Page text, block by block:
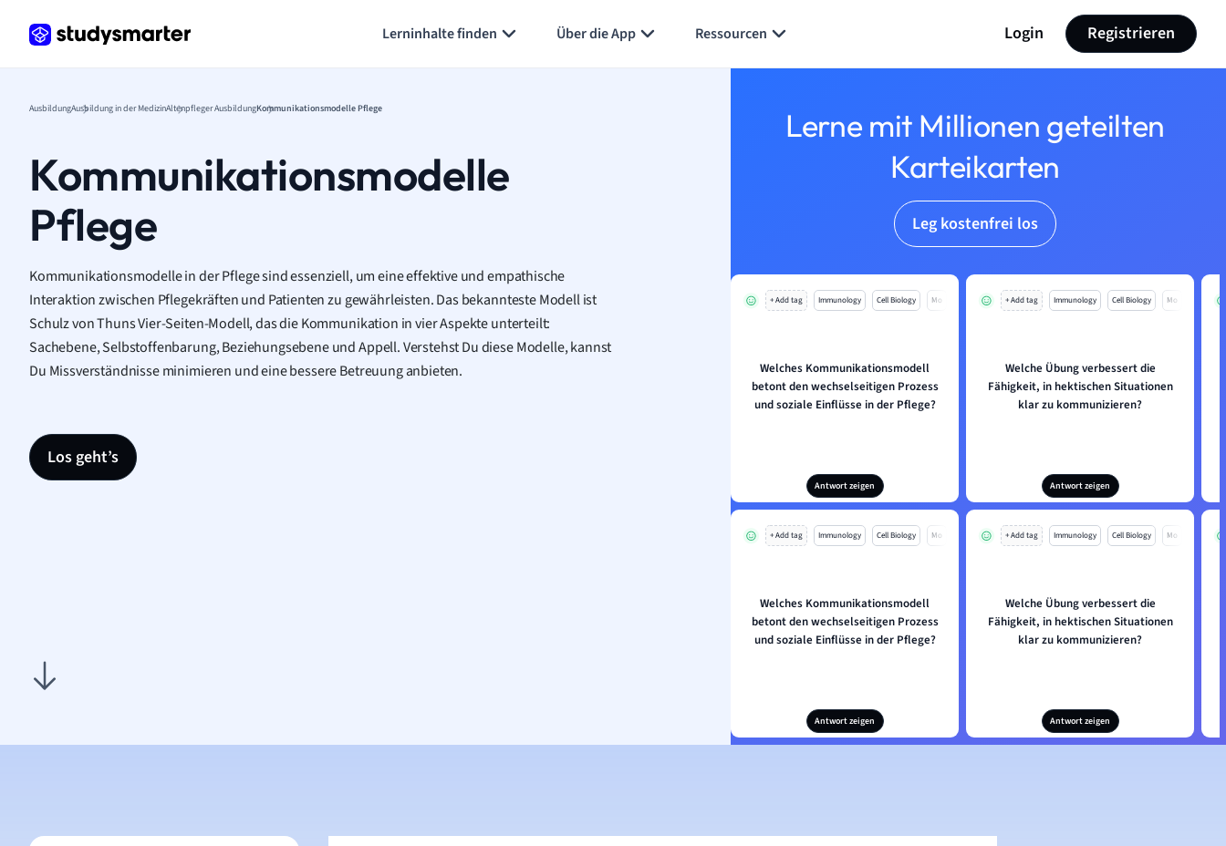
Lerninhalte finden Über die App Ressourcen Login Registrieren
AusbildungAusbildung in der MedizinAltenpfleger AusbildungKommunikationsmodelle Pflege
Kommunikationsmodelle
Pflege
Kommunikationsmodelle in der Pflege sind essenziell, um eine effektive und empathische
Interaktion zwischen Pflegekräften und Patienten zu gewährleisten. Das bekannteste Modell ist
Schulz von Thuns Vier-Seiten-Modell, das die Kommunikation in vier Aspekte unterteilt:
Sachebene, Selbstoffenbarung, Beziehungsebene und Appell. Verstehst Du diese Modelle, kannst
Du Missverständnisse minimieren und eine bessere Betreuung anbieten.
Los geht’s
Lerne mit Millionen geteilten
Karteikarten
Leg kostenfrei los
+ Add tag Immunology Cell Biology Mo
Welches Kommunikationsmodell
betont den wechselseitigen Prozess
und soziale Einflüsse in der Pflege?
Antwort zeigen
+ Add tag Immunology Cell Biology Mo
Welche Übung verbessert die
Fähigkeit, in hektischen Situationen
klar zu kommunizieren?
Antwort zeigen
+ Add tag Immunology Cell Biology Mo
Welches Kommunikationsmodell
betont den wechselseitigen Prozess
und soziale Einflüsse in der Pflege?
Antwort zeigen
+ Add tag Immunology Cell Biology Mo
Welche Übung verbessert die
Fähigkeit, in hektischen Situationen
klar zu kommunizieren?
Antwort zeigen